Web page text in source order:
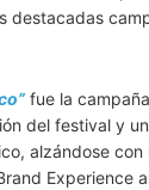
destacadas
fue la
del festival y
alzándose con
Experience